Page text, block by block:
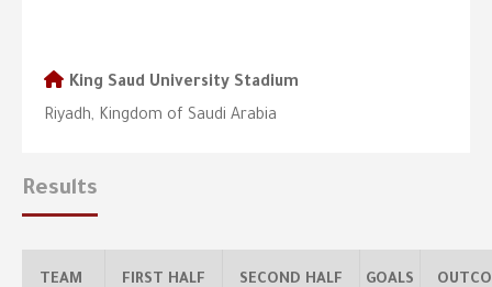
King Saud University Stadium
Riyadh, Kingdom of Saudi Arabia
Results
TEAM FIRST HALF SECOND HALF GOALS